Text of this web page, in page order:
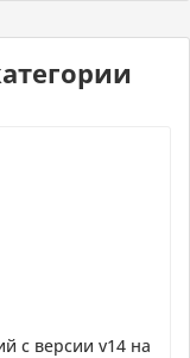
с версии v14 на